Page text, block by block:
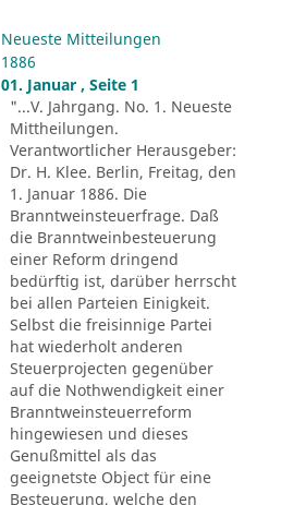
Neueste Mitteilungen
1886
01. Januar , Seite 1
"...V. Jahrgang. No. 1. Neueste
Mittheilungen.
Verantwortlicher Herausgeber:
Dr. H. Klee. Berlin, Freitag, den
1. Januar 1886. Die
Branntweinsteuerfrage. Daß
die Branntweinbesteuerung
einer Reform dringend
bedürftig ist, darüber herrscht
bei allen Parteien Einigkeit.
Selbst die freisinnige Partei
hat wiederholt anderen
Steuerprojecten gegenüber
auf die Nothwendigkeit einer
Branntweinsteuerreform
hingewiesen und dieses
Genußmittel als das
geeignetste Object für eine
Besteuerung, welche den